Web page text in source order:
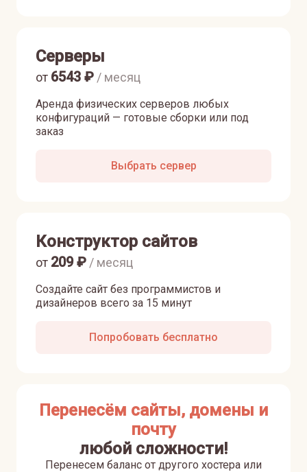
Серверы
Аренда физических серверов любых
конфигураций — готовые сборки или под
заказ
от 6543 ₽ / месяц
Выбрать сервер
Конструктор сайтов
Создайте сайт без программистов и
дизайнеров всего за 15 минут
от 209₽ / месяц
Попробовать бесплатно
Перенесём сайты, домены и
почту
любой сложности!
Перенесем баланс от другого хостера или